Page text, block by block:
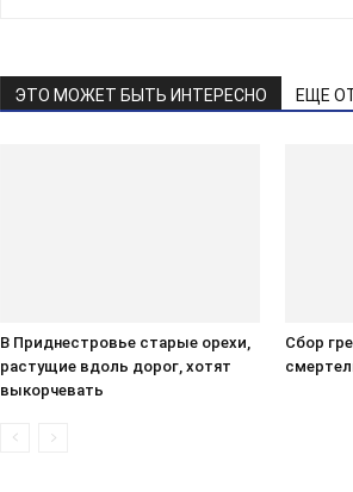
ЭТО МОЖЕТ БЫТЬ ИНТЕРЕСНО ЕЩЕ
В Приднестровье старые орехи,
растущие вдоль дорог, хотят
выкорчевать
Сбор